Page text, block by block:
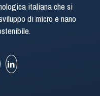
italiana che si
di micro e nano